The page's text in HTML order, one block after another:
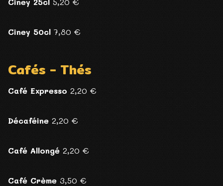
Ciney 50cl 7,80 €
Cafés - Thés
Café Expresso 2,20 €
Décaféine 2,20 €
Café Allongé 2,20 €
Café Crème 3,50 €